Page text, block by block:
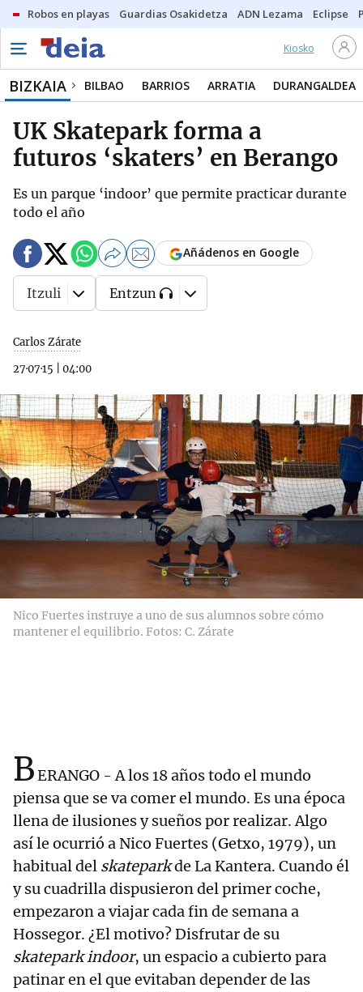
Robos en playas Guardias Osakidetza ADN Lezama Eclipse
Kiosko
BIZKAIA BILBAO BARRIOS ARRATIA DURANGALDEA
UK Skatepark forma a
futuros ‘skaters’ en Berango
Es un parque ‘indoor’ que permite practicar durante
todo el año
Carlos Zárate
27·07·15
04:00
Añádenos en Google
Itzuli Entzun
Nico Fuertes instruye a uno de sus alumnos sobre cómo
mantener el equilibrio. Fotos: C. Zárate
BERANGO - A los 18 años todo el mundo
piensa que se va comer el mundo. Es una época
llena de ilusiones y sueños por realizar. Algo
así le ocurrió a Nico Fuertes (Getxo, 1979), un
habitual del skateparkde La Kantera. Cuando él
y su cuadrilla dispusieron del primer coche,
empezaron a viajar cada fin de semana a
Hossegor. ¿El motivo? Disfrutar de su
skateparkindoor, un espacio a cubierto para
patinar en el que evitaban depender de las